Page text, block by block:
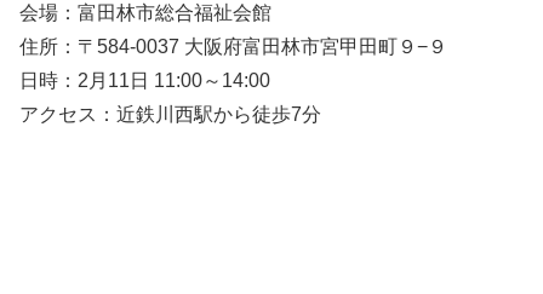
会場：富田林市総合福祉会館
住所：〒584-0037 大阪府富田林市宮甲田町９−９
日時：2月11日 11:00～14:00
アクセス：近鉄川西駅から徒歩7分